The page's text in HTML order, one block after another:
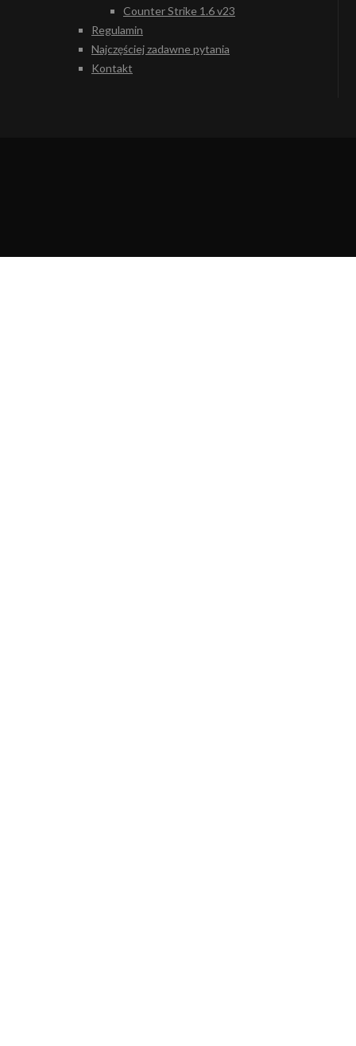
Counter Strike 1.6 v23
Regulamin
Najczęściej zadawne pytania
Kontakt